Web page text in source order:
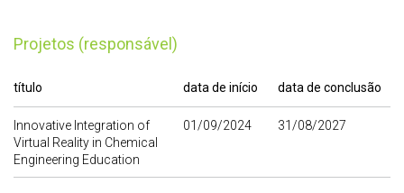
Projetos (responsável)
título data de início data de conclusão
Innovative Integration of
Virtual Reality in Chemical
Engineering Education
01/09/2024 31/08/2027